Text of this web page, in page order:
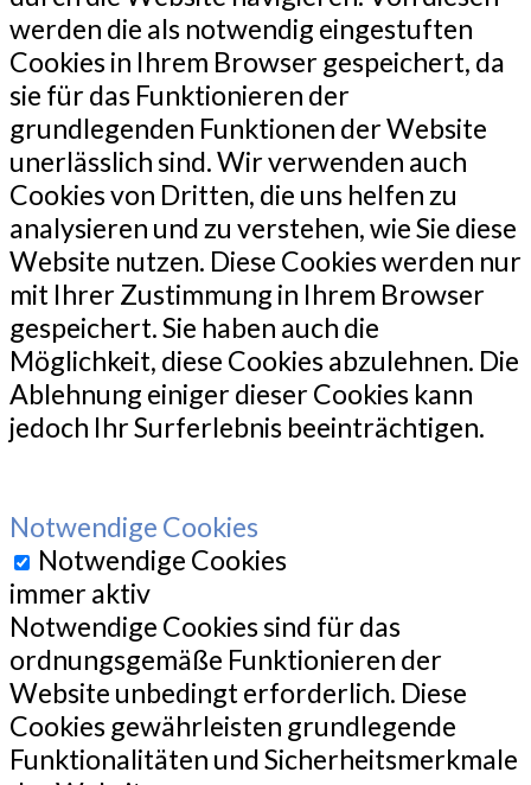
werden die als notwendig eingestuften
Cookies in Ihrem Browser gespeichert, da
sie für das Funktionieren der
grundlegenden Funktionen der Website
unerlässlich sind. Wir verwenden auch
Cookies von Dritten, die uns helfen zu
analysieren und zu verstehen, wie Sie diese
Website nutzen. Diese Cookies werden nur
mit Ihrer Zustimmung in Ihrem Browser
gespeichert. Sie haben auch die
Möglichkeit, diese Cookies abzulehnen. Die
Ablehnung einiger dieser Cookies kann
jedoch Ihr Surferlebnis beeinträchtigen.
Notwendige Cookies
Notwendige Cookies
immer aktiv
Notwendige Cookies sind für das
ordnungsgemäße Funktionieren der
Website unbedingt erforderlich. Diese
Cookies gewährleisten grundlegende
Funktionalitäten und Sicherheitsmerkmale